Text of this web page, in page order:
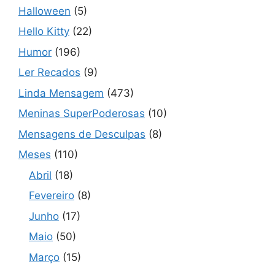
Halloween (5)
Hello Kitty (22)
Humor (196)
Ler Recados (9)
Linda Mensagem (473)
Meninas SuperPoderosas (10)
Mensagens de Desculpas (8)
Meses (110)
Abril (18)
Fevereiro (8)
Junho (17)
Maio (50)
Março (15)